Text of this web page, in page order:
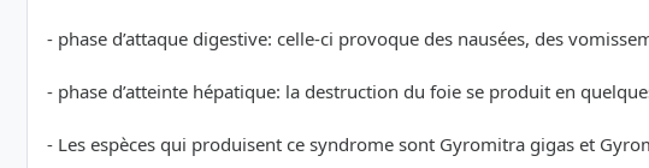
- phase d’attaque digestive: celle-ci provoque des nausées, des
- phase d’atteinte hépatique: la destruction du foie se produit en
- Les espèces qui produisent ce syndrome sont Gyromitra gigas et